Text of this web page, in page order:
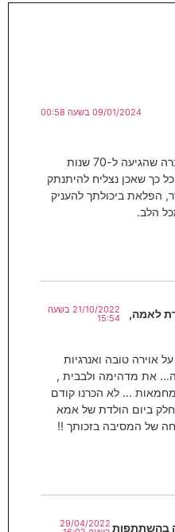
09/01/2024 בשעה 00:58
בימים לא קלים אלו, חגגנו לחברה שהגיעה ל-70 שנות
כך שאכן נצליח להיתנתק
הפלאת ביכולתך להעניק
הלב.
לאמה,
21/10/2022 בשעה
15:54
אוירה טובה ואנרגיות
את מדהימה ולבבית ,
… לא הכרנו קודם
ביום הולדת של אמא
של המסיבה בזכותך !!
בהשתתפות 29/04/2022